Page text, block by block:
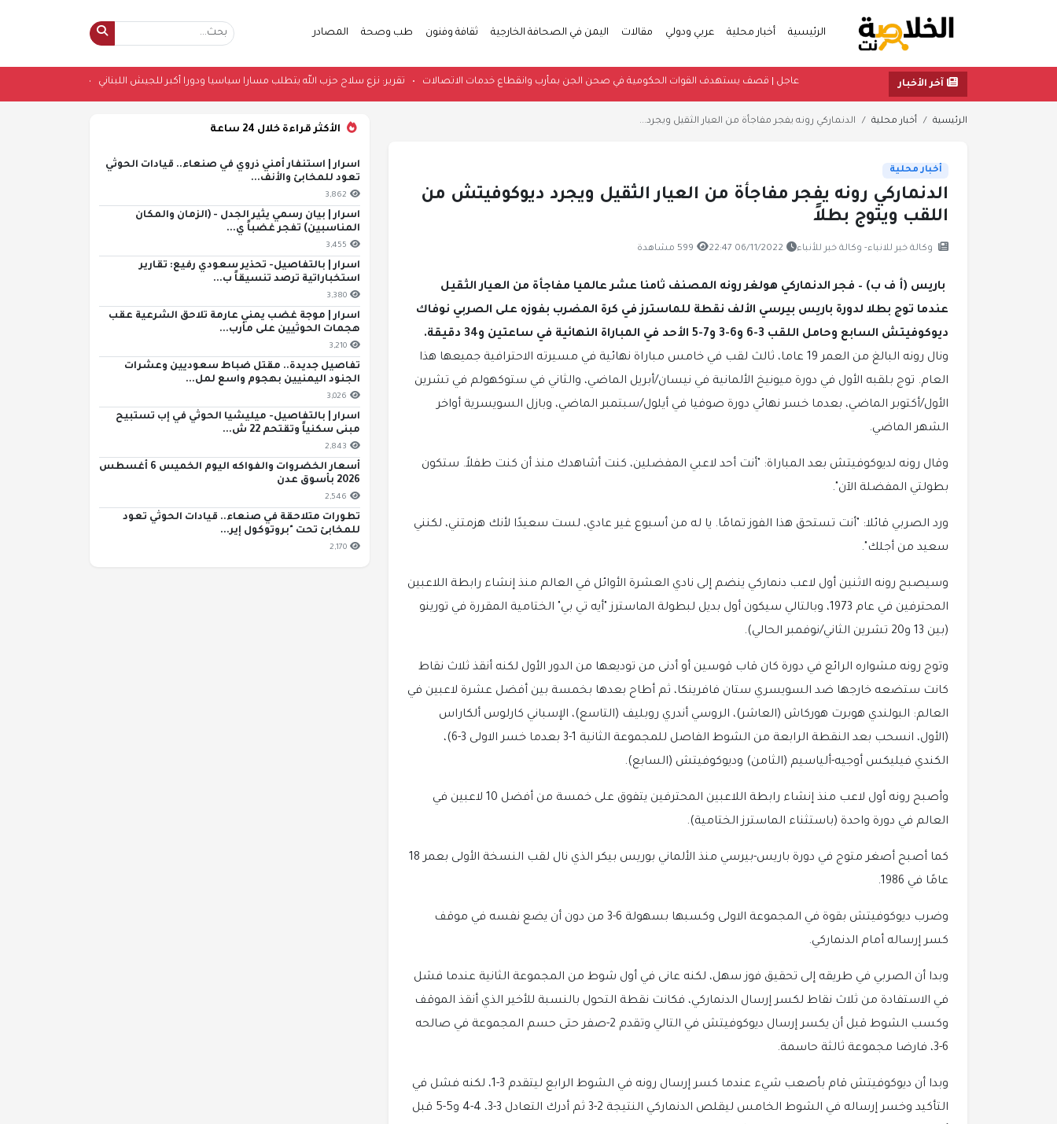
الرئيسية أخبار محلية عربي ودولي مقالات اليمن في الصحافة الخارجية ثقافة وفنون طب وصحة المصادر
آخر الأخبار عاجل | قصف يستهدف القوات الحكومية في صحن الجن بمأرب وانقطاع خدمات الاتصالات • تقرير: نزع سلاح حزب الله يتطلب مسارا سياسيا ودورا أكبر للجيش اللبناني
الرئيسية أخبار محلية الدنماركي رونه يفجر مفاجأة من العيار الثقيل ويجرد...
أخبار محلية
الدنماركي رونه يفجر مفاجأة من العيار الثقيل ويجرد ديوكوفيتش من
اللقب ويتوج بطلاً
وكالة خبر للانباء- وكالة خبر للأنباء 06/11/2022 22:47 599 مشاهدة
باريس (أ ف ب) – فجر الدنماركي هولغر رونه المصنف ثامنا عشر عالميا مفاجأة من العيار الثقيل
عندما توج بطلا لدورة باريس بيرسي الألف نقطة للماسترز في كرة المضرب بفوزه على الصربي نوفاك
ديوكوفيتش السابع وحامل اللقب 3-6 و6-3 و7-5 الأحد في المباراة النهائية في ساعتين و34 دقيقة.
ونال رونه البالغ من العمر 19 عاما، ثالث لقب في خامس مباراة نهائية في مسيرته الاحترافية جميعها هذا
العام. توج بلقبه الأول في دورة ميونيخ الألمانية في نيسان/أبريل الماضي، والثاني في ستوكهولم في تشرين
الأول/أكتوبر الماضي، بعدما خسر نهائي دورة صوفيا في أيلول/سبتمبر الماضي، وبازل السويسرية أواخر
الشهر الماضي.
وقال رونه لديوكوفيتش بعد المباراة: "أنت أحد لاعبي المفضلين، كنت أشاهدك منذ أن كنت طفلاً. ستكون
بطولتي المفضلة الآن".
ورد الصربي قائلا: "أنت تستحق هذا الفوز تمامًا. يا له من أسبوع غير عادي، لست سعيدًا لأنك هزمتني، لكنني
سعيد من أجلك".
وسيصبح رونه الاثنين أول لاعب دنماركي ينضم إلى نادي العشرة الأوائل في العالم منذ إنشاء رابطة اللاعبين
المحترفين في عام 1973، وبالتالي سيكون أول بديل لبطولة الماسترز "أيه تي بي" الختامية المقررة في تورينو
(بين 13 و20 تشرين الثاني/نوفمبر الحالي).
وتوج رونه مشواره الرائع في دورة كان قاب قوسين أو أدنى من توديعها من الدور الأول لكنه أنقذ ثلاث نقاط
كانت ستضعه خارجها ضد السويسري ستان فافرينكا، ثم أطاح بعدها بخمسة بين أفضل عشرة لاعبين في
العالم: البولندي هوبرت هوركاش (العاشر)، الروسي أندري روبليف (التاسع)، الإسباني كارلوس ألكاراس
(الأول، انسحب بعد النقطة الرابعة من الشوط الفاصل للمجموعة الثانية 1-3 بعدما خسر الاولى 3-6)،
الكندي فيليكس أوجيه-ألياسيم (الثامن) وديوكوفيتش (السابع).
وأصبح رونه أول لاعب منذ إنشاء رابطة اللاعبين المحترفين يتفوق على خمسة من أفضل 10 لاعبين في
العالم في دورة واحدة (باستثناء الماسترز الختامية).
كما أصبح أصغر متوج في دورة باريس-بيرسي منذ الألماني بوريس بيكر الذي نال لقب النسخة الأولى بعمر 18
عامًا في 1986.
وضرب ديوكوفيتش بقوة في المجموعة الاولى وكسبها بسهولة 6-3 من دون أن يضع نفسه في موقف
كسر إرساله أمام الدنماركي.
وبدا أن الصربي في طريقه إلى تحقيق فوز سهل، لكنه عانى في أول شوط من المجموعة الثانية عندما فشل
في الاستفادة من ثلاث نقاط لكسر إرسال الدنماركي، فكانت نقطة التحول بالنسبة للأخير الذي أنقذ الموقف
وكسب الشوط قبل أن يكسر إرسال ديوكوفيتش في التالي وتقدم 2-صفر حتى حسم المجموعة في صالحه
6-3، فارضا مجموعة ثالثة حاسمة.
وبدا أن ديوكوفيتش قام بأصعب شيء عندما كسر إرسال رونه في الشوط الرابع ليتقدم 3-1، لكنه فشل في
التأكيد وخسر إرساله في الشوط الخامس ليقلص الدنماركي النتيجة 2-3 ثم أدرك التعادل 3-3، 4-4 و5-5 قبل
الأكثر قراءة خلال 24 ساعة
اسرار | استنفار أمني ذروي في صنعاء.. قيادات الحوثي
تعود للمخابئ والأنف...
3,862
اسرار | بيان رسمي يثير الجدل - (الزمان والمكان
المناسبين) تفجر غضباً ي...
3,455
اسرار | بالتفاصيل- تحذير سعودي رفيع: تقارير
استخباراتية ترصد تنسيقاً ب...
3,380
اسرار | موجة غضب يمني عارمة تلاحق الشرعية عقب
هجمات الحوثيين على مأرب...
3,210
تفاصيل جديدة.. مقتل ضباط سعوديين وعشرات
الجنود اليمنيين بهجوم واسع لمل...
3,026
اسرار | بالتفاصيل- ميليشيا الحوثي في إب تستبيح
مبنى سكنياً وتقتحم 22 ش...
2,843
أسعار الخضروات والفواكه اليوم الخميس 6 أغسطس
2026 بأسوق عدن
2,546
تطورات متلاحقة في صنعاء.. قيادات الحوثي تعود
للمخابئ تحت "بروتوكول إير...
2,170